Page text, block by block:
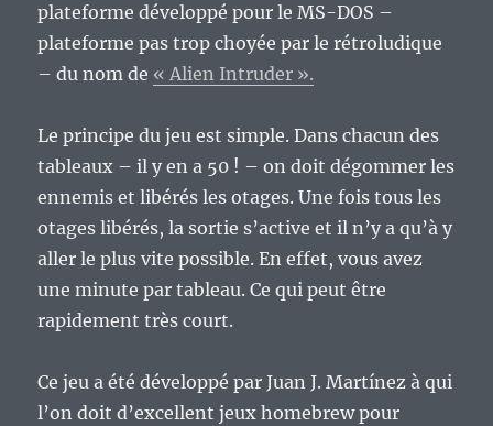
plateforme développé pour le MS-DOS –
plateforme pas trop choyée par le rétroludique
– du nom de « Alien Intruder ».
Le principe du jeu est simple. Dans chacun des
tableaux – il y en a 50 ! – on doit dégommer les
ennemis et libérés les otages. Une fois tous les
otages libérés, la sortie s’active et il n’y a qu’à y
aller le plus vite possible. En effet, vous avez
une minute par tableau. Ce qui peut être
rapidement très court.
Ce jeu a été développé par Juan J. Martínez à qui
l’on doit d’excellent jeux homebrew pour